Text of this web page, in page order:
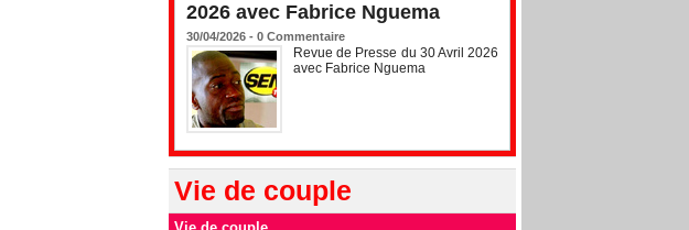
2026 avec Fabrice Nguema
30/04/2026 - 0 Commentaire
Revue de Presse du 30 Avril 2026
avec Fabrice Nguema
Vie de couple